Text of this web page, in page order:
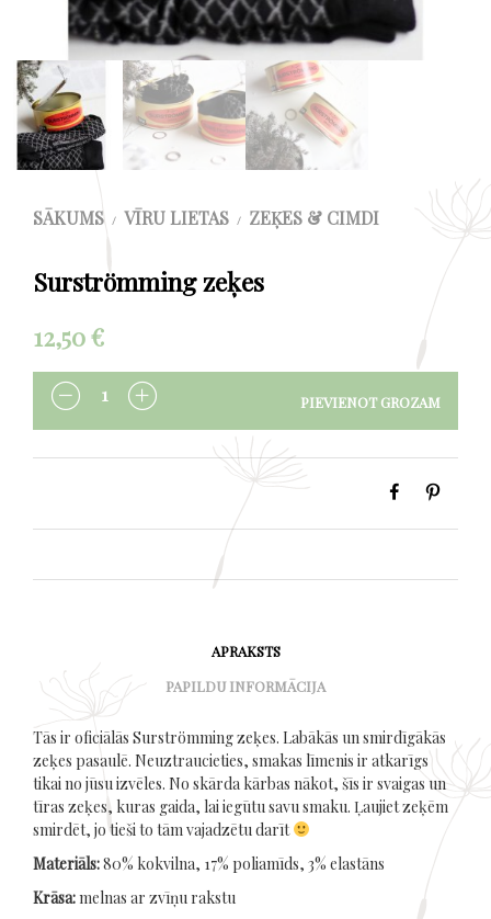
SĀKUMS / VĪRU LIETAS / ZEĶES & CIMDI
Surströmming zeķes
12,50€
DAUDZUMS PIEVIENOT GROZAM
APRAKSTS
PAPILDU INFORMĀCIJA
Tās ir oficiālās Surströmming zeķes. Labākās un smirdīgākās
zeķes pasaulē. Neuztraucieties, smakas līmenis ir atkarīgs
tikai no jūsu izvēles. No skārda kārbas nākot, šīs ir svaigas un
tīras zeķes, kuras gaida, lai iegūtu savu smaku. Ļaujiet zeķēm
smirdēt, jo tieši to tām vajadzētu darīt
Materiāls:80% kokvilna, 17% poliamīds, 3% elastāns
Krāsa:melnas ar zvīņu rakstu